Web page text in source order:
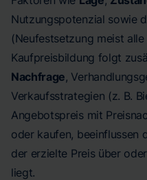
Nutzungspotenzial sowie
(Neufestsetzung meist
Kaufpreisbildung folgt
Nachfrage,
Verkaufsstrategien (z. B.
Angebotspreis mit
oder kaufen, beeinflussen
der erzielte Preis über
liegt.